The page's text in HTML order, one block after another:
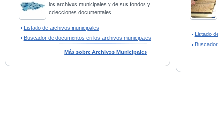
los archivos municipales y de sus fondos y
colecciones documentales.
Listado de archivos municipales
Buscador de documentos en los archivos municipales
Más sobre Archivos Municipales
Listado